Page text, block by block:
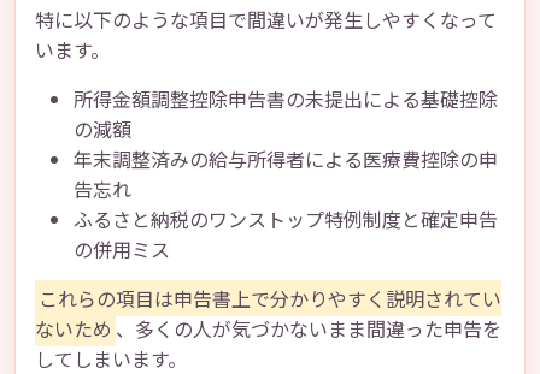
特に以下のような項目で間違いが発生しやすくなって
います。
所得金額調整控除申告書の未提出による基礎控除
の減額
年末調整済みの給与所得者による医療費控除の申
告忘れ
ふるさと納税のワンストップ特例制度と確定申告
の併用ミス
これらの項目は申告書上で分かりやすく説明されてい
ないため 、多くの人が気づかないまま間違った申告を
してしまいます。